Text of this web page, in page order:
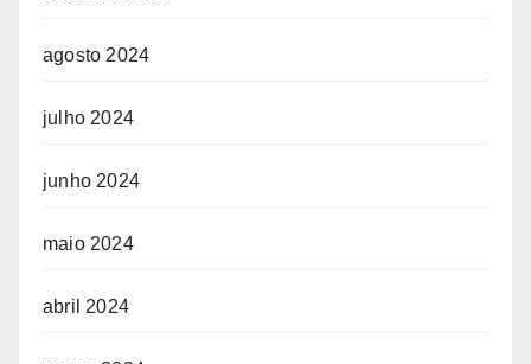
agosto 2024
julho 2024
junho 2024
maio 2024
abril 2024